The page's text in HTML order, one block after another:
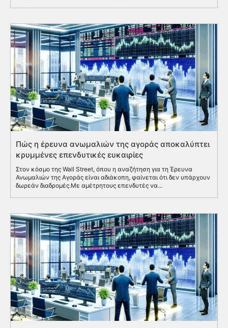
Πώς η έρευνα ανωμαλιών της αγοράς αποκαλύπτει
κρυμμένες επενδυτικές ευκαιρίες
Στον κόσμο της Wall Street, όπου η αναζήτηση για τη Έρευνα
Ανωμαλιών της Αγοράς είναι αδιάκοπη, φαίνεται ότι δεν υπάρχουν
δωρεάν διαδρομές.Με αμέτρητους επενδυτές να...